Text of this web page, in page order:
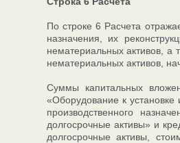
По строке 6 Расчета
назначения, их
нематериальных активов, а
нематериальных активов,
Суммы капитальных
«Оборудование к
производственного
долгосрочные активы» и
долгосрочные активы,